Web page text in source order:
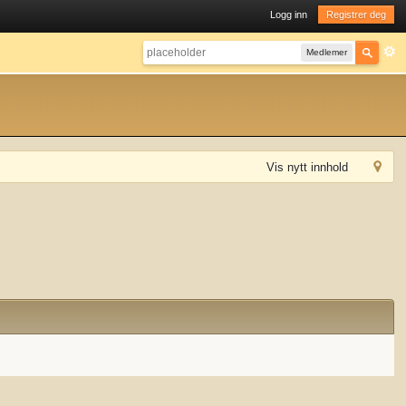
Logg inn Registrer deg
Medlemer
Vis nytt innhold